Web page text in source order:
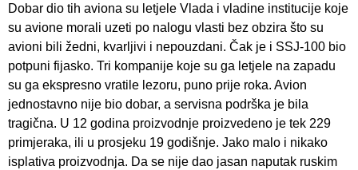
Dobar dio tih aviona su letjele Vlada i vladine institucije koje
su avione morali uzeti po nalogu vlasti bez obzira što su
avioni bili žedni, kvarljivi i nepouzdani. Čak je i SSJ-100 bio
potpuni fijasko. Tri kompanije koje su ga letjele na zapadu
su ga ekspresno vratile lezoru, puno prije roka. Avion
jednostavno nije bio dobar, a servisna podrška je bila
tragična. U 12 godina proizvodnje proizvedeno je tek 229
primjeraka, ili u prosjeku 19 godišnje. Jako malo i nikako
isplativa proizvodnja. Da se nije dao jasan naputak ruskim